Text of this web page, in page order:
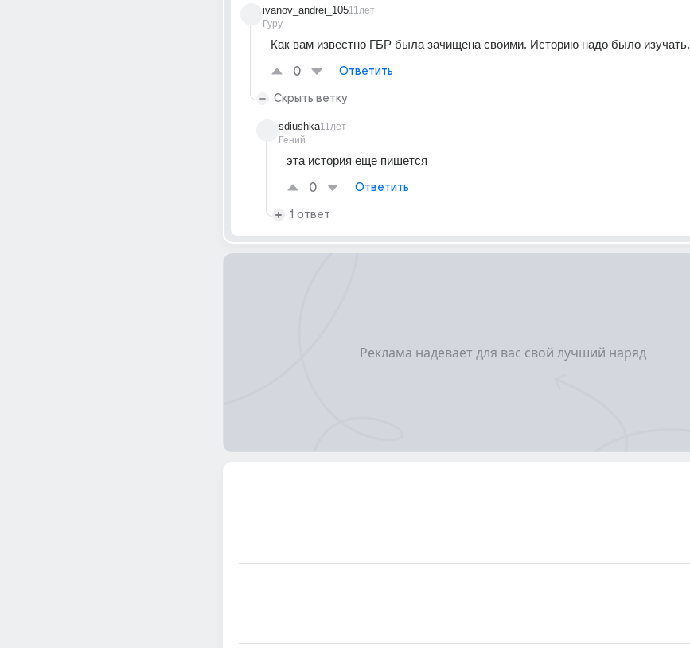
ivanov_andrei_105
Гуру
11лет
Как вам известно ГБР была зачищена своими. Историю надо было изучать.
0 Ответить
Скрыть ветку
sdiushka
Гений
11лет
эта история еще пишется
0 Ответить
1 ответ